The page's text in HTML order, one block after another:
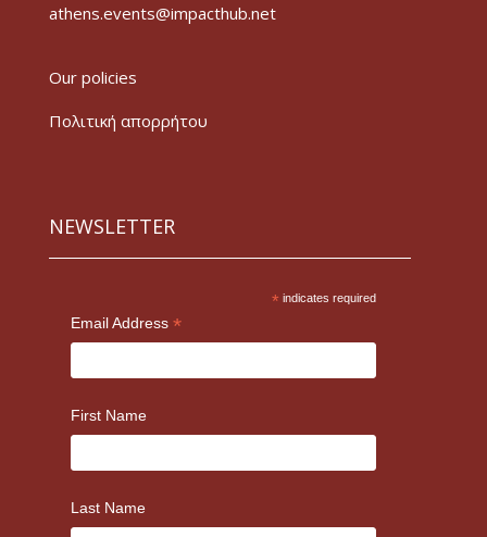
athens.events@impacthub.net
Our policies
Πολιτική απορρήτου
NEWSLETTER
* indicates required
Email Address *
First Name
Last Name